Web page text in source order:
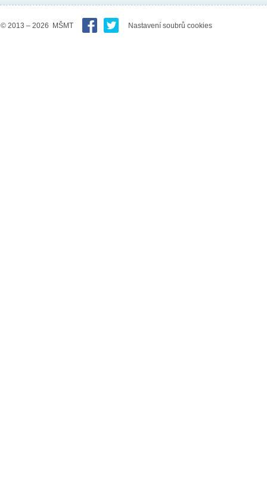
© 2013 – 2026 MŠMT Nastavení soubrů cookies